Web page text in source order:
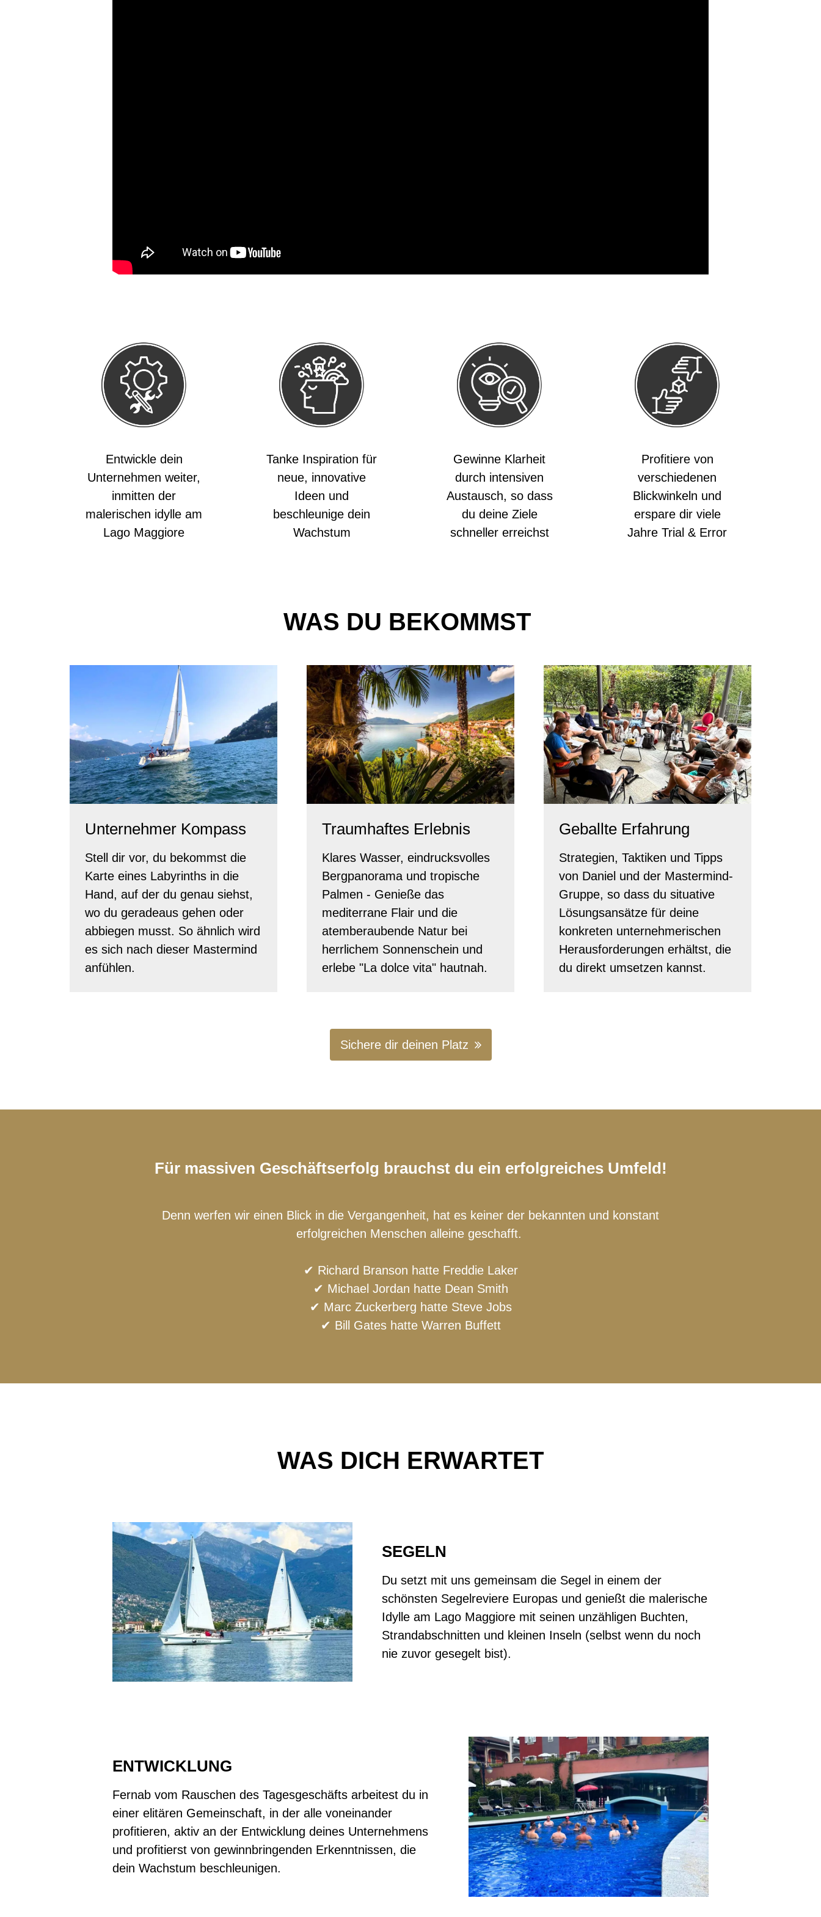
Entwickle dein
Unternehmen weiter,
inmitten der
malerischen idylle am
Lago Maggiore
Tanke Inspiration für
neue, innovative
Ideen und
beschleunige dein
Wachstum
Gewinne Klarheit
durch intensiven
Austausch, so dass
du deine Ziele
schneller erreichst
Profitiere von
verschiedenen
Blickwinkeln und
erspare dir viele
Jahre Trial & Error
WAS DU BEKOMMST
Unternehmer Kompass
Stell dir vor, du bekommst die
Karte eines Labyrinths in die
Hand, auf der du genau siehst,
wo du geradeaus gehen oder
abbiegen musst. So ähnlich wird
es sich nach dieser Mastermind
anfühlen.
Traumhaftes Erlebnis
Klares Wasser, eindrucksvolles
Bergpanorama und tropische
Palmen - Genieße das
mediterrane Flair und die
atemberaubende Natur bei
herrlichem Sonnenschein und
erlebe "La dolce vita" hautnah.
Geballte Erfahrung
Strategien, Taktiken und Tipps
von Daniel und der Mastermind-
Gruppe, so dass du situative
Lösungsansätze für deine
konkreten unternehmerischen
Herausforderungen erhältst, die
du direkt umsetzen kannst.
Sichere dir deinen Platz
Für massiven Geschäftserfolg brauchst du ein erfolgreiches Umfeld!
Denn werfen wir einen Blick in die Vergangenheit, hat es keiner der bekannten und konstant
erfolgreichen Menschen alleine geschafft.
✔ Richard Branson hatte Freddie Laker
✔ Michael Jordan hatte Dean Smith
✔ Marc Zuckerberg hatte Steve Jobs
✔ Bill Gates hatte Warren Buffett
WAS DICH ERWARTET
SEGELN
Du setzt mit uns gemeinsam die Segel in einem der
schönsten Segelreviere Europas und genießt die malerische
Idylle am Lago Maggiore mit seinen unzähligen Buchten,
Strandabschnitten und kleinen Inseln (selbst wenn du noch
nie zuvor gesegelt bist).
ENTWICKLUNG
Fernab vom Rauschen des Tagesgeschäfts arbeitest du in
einer elitären Gemeinschaft, in der alle voneinander
profitieren, aktiv an der Entwicklung deines Unternehmens
und profitierst von gewinnbringenden Erkenntnissen, die
dein Wachstum beschleunigen.